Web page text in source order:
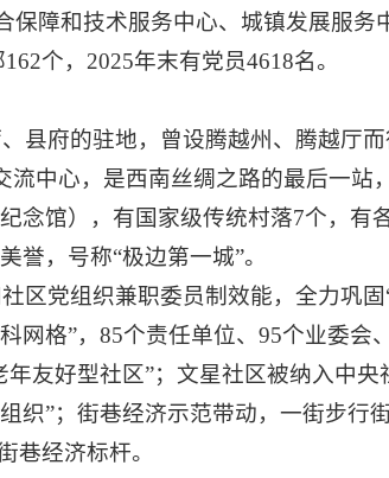
障和技术服务中心、城镇发展服务
个，2025年末有党员4618名。
县府的驻地，曾设腾越州、腾越厅
中心，是西南丝绸之路的最后一站
念馆），有国家级传统村落7个，有
誉，号称“极边第一城”。
区党组织兼职委员制效能，全力巩固
网格”，85个责任单位、95个业委会
友好型社区”；文星社区被纳入中
织”；街巷经济示范带动，一街步行
巷经济标杆。